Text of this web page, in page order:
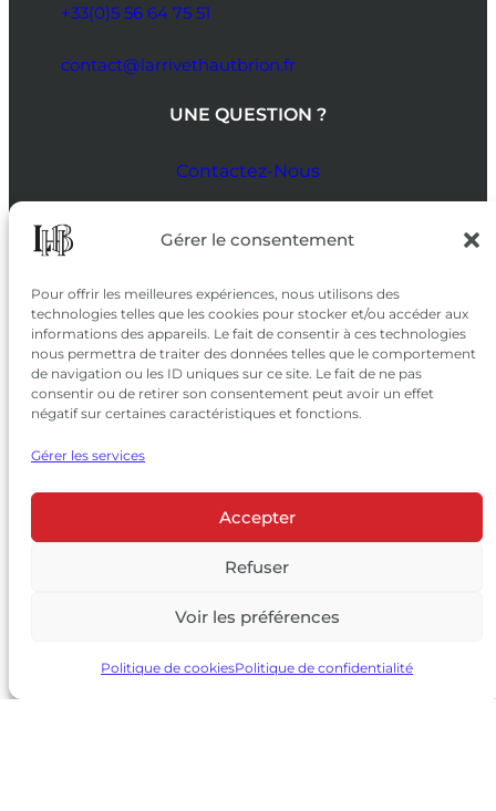
Gérer le consentement
Pour offrir les meilleures expériences, nous utilisons des
technologies telles que les cookies pour stocker et/ou accéder aux
informations des appareils. Le fait de consentir à ces technologies
nous permettra de traiter des données telles que le comportement
de navigation ou les ID uniques sur ce site. Le fait de ne pas
consentir ou de retirer son consentement peut avoir un effet
négatif sur certaines caractéristiques et fonctions.
Gérer les services
Accepter
Refuser
Voir les préférences
Politique de cookiesPolitique de confidentialité
+33(0)5 56 64 75 51
contact@larrivethautbrion.fr
UNE QUESTION ?
Contactez-Nous
SUIVEZ-NOUS
SUR LES RÉSEAUX
© 2026 Château Larrivet Haut-Brion |
Mentions légales|Politique de confidentialité
|CGV
L’ABUS D’ALCOOL EST DANGEREUX POUR LA SANTÉ, À